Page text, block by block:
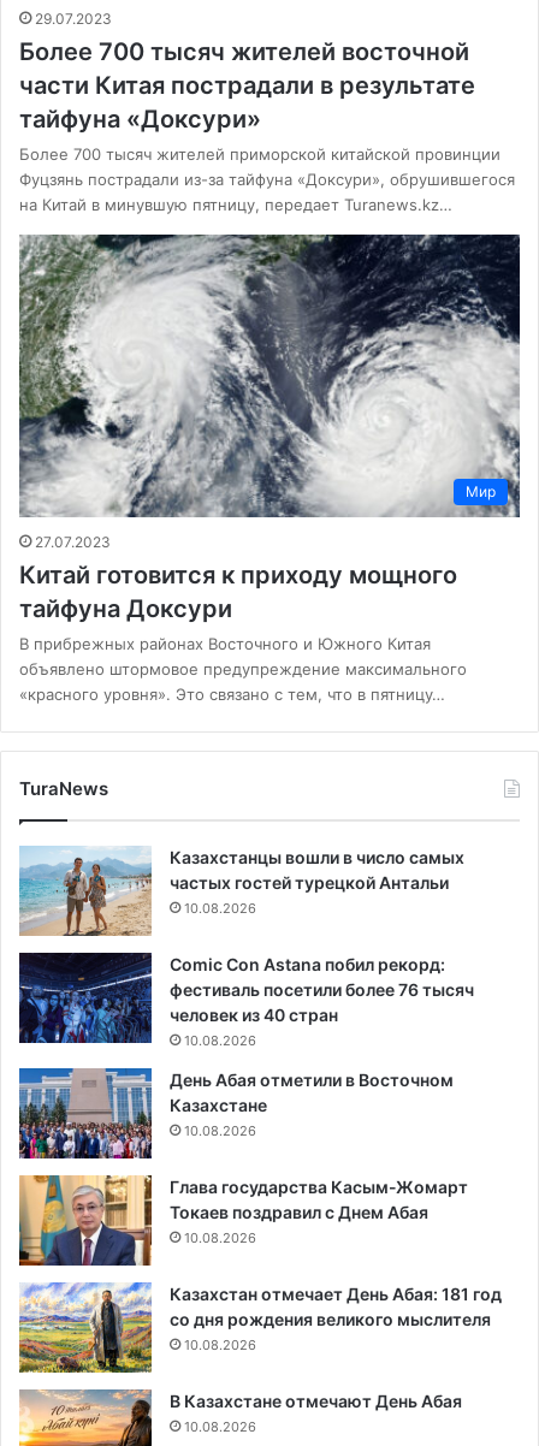
29.07.2023
Более 700 тысяч жителей восточной
части Китая пострадали в результате
тайфуна «Доксури»
Более 700 тысяч жителей приморской китайской провинции
Фуцзянь пострадали из-за тайфуна «Доксури», обрушившегося
на Китай в минувшую пятницу, передает Turanews.kz…
Мир
27.07.2023
Китай готовится к приходу мощного
тайфуна Доксури
В прибрежных районах Восточного и Южного Китая
объявлено штормовое предупреждение максимального
«красного уровня». Это связано с тем, что в пятницу…
TuraNews
Казахстанцы вошли в число самых
частых гостей турецкой Антальи
10.08.2026
Comic Con Astana побил рекорд:
фестиваль посетили более 76 тысяч
человек из 40 стран
10.08.2026
День Абая отметили в Восточном
Казахстане
10.08.2026
Глава государства Касым-Жомарт
Токаев поздравил с Днем Абая
10.08.2026
Казахстан отмечает День Абая: 181 год
со дня рождения великого мыслителя
10.08.2026
В Казахстане отмечают День Абая
10.08.2026